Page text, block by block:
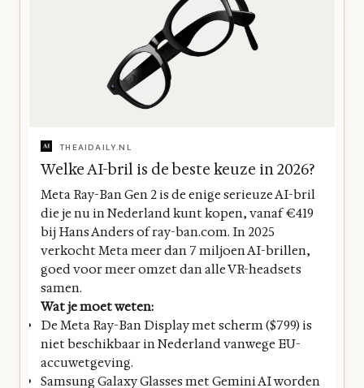
THEAIDAILY.NL
Welke AI-bril is de beste keuze in 2026?
Meta Ray-Ban Gen 2 is de enige serieuze AI-bril
die je nu in Nederland kunt kopen, vanaf €419
bij Hans Anders of ray-ban.com. In 2025
verkocht Meta meer dan 7 miljoen AI-brillen,
goed voor meer omzet dan alle VR-headsets
samen.
Wat je moet weten:
De Meta Ray-Ban Display met scherm ($799) is
niet beschikbaar in Nederland vanwege EU-
accuwetgeving.
Samsung Galaxy Glasses met Gemini AI worden